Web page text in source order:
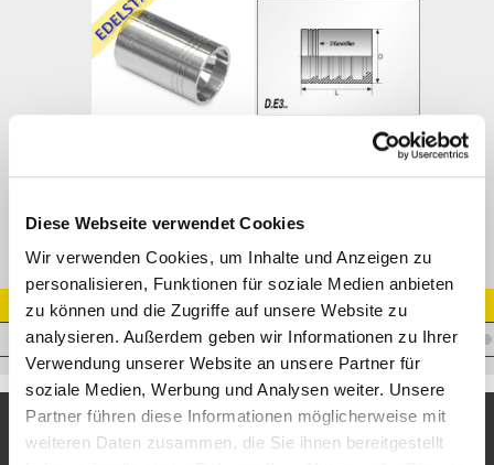
Diese Webseite verwendet Cookies
Wir verwenden Cookies, um Inhalte und Anzeigen zu
personalisieren, Funktionen für soziale Medien anbieten
zu können und die Zugriffe auf unsere Website zu
analysieren. Außerdem geben wir Informationen zu Ihrer
Verwendung unserer Website an unsere Partner für
soziale Medien, Werbung und Analysen weiter. Unsere
Partner führen diese Informationen möglicherweise mit
weiteren Daten zusammen, die Sie ihnen bereitgestellt
Artikel Nr.
D.E310